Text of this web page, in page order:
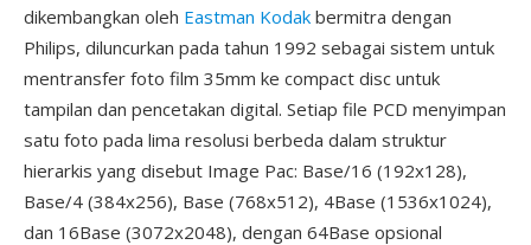
dikembangkan oleh Eastman Kodak bermitra dengan
Philips, diluncurkan pada tahun 1992 sebagai sistem untuk
mentransfer foto film 35mm ke compact disc untuk
tampilan dan pencetakan digital. Setiap file PCD menyimpan
satu foto pada lima resolusi berbeda dalam struktur
hierarkis yang disebut Image Pac: Base/16 (192x128),
Base/4 (384x256), Base (768x512), 4Base (1536x1024),
dan 16Base (3072x2048), dengan 64Base opsional